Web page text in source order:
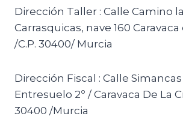
Dirección Taller : Calle Camino
Carrasquicas, nave 160
/C.P. 30400/ Murcia
Dirección Fiscal : Calle Simancas
Entresuelo 2º / Caravaca De La
30400 /Murcia